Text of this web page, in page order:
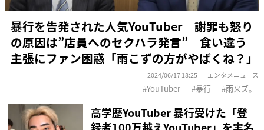
暴行を告発された人気YouTuber 謝罪も怒り
の原因は”店員へのセクハラ発言” 食い違う
主張にファン困惑「雨こずの方がやばくね？」
2024/06/17 18:25 エンタメニュース
YouTuber 暴行 雨来ズ。
高学歴YouTuber 暴行受けた「登